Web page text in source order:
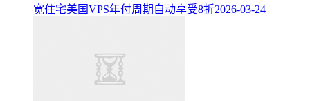
宽住宅美国VPS年付周期自动享受8折2026-03-24